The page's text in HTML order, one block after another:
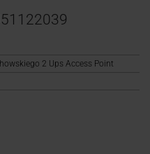
2 Ups Access Point